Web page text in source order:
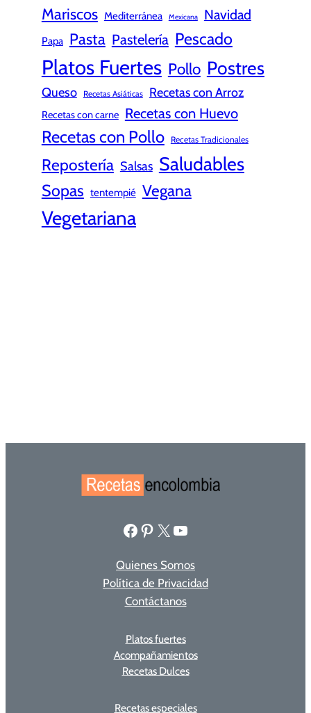
Mariscos Mediterránea Mexicana Navidad
Papa Pasta Pastelería Pescado
Platos Fuertes Pollo Postres
Queso Recetas Asiáticas Recetas con Arroz
Recetas con carne Recetas con Huevo
Recetas con Pollo Recetas Tradicionales
Repostería Salsas Saludables
Sopas tentempié Vegana
Vegetariana
Facebook Pinterest X YouTube
Quienes Somos
Política de Privacidad
Contáctanos
Platos fuertes
Acompañamientos
Recetas Dulces
Recetas especiales